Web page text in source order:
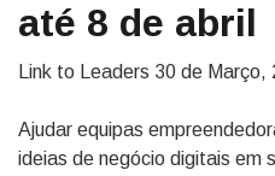
até 8 de abril
Link to Leaders 30 de Março,
Ajudar equipas
ideias de negócio digitais em